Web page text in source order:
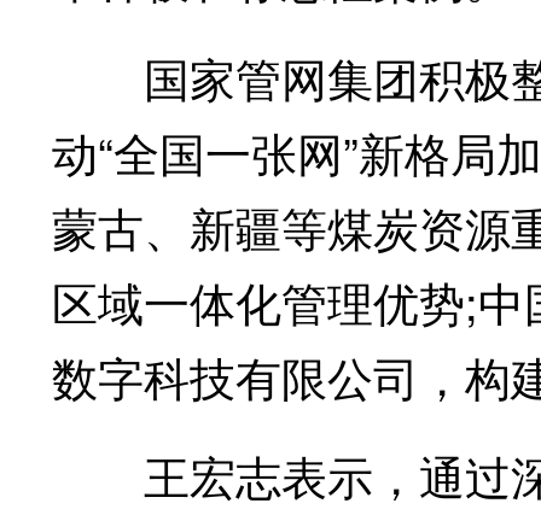
国家管网集团积极
动“全国一张网”新格局
蒙古、新疆等煤炭资源
区域一体化管理优势;
数字科技有限公司，构
王宏志表示，通过